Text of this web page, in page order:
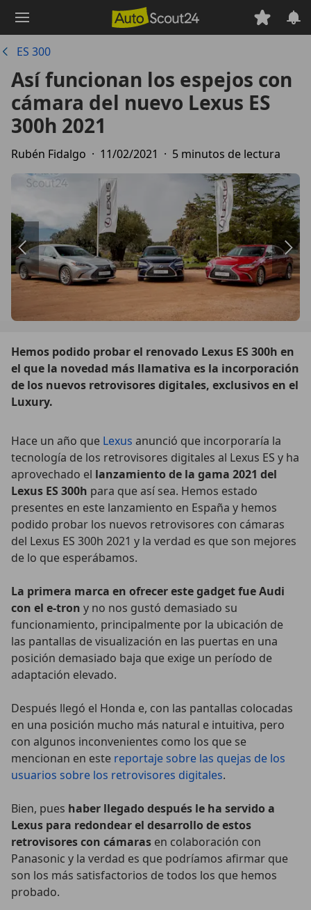
principal
ES 300
Así funcionan los espejos con
cámara del nuevo Lexus ES
300h 2021
Rubén Fidalgo · 11/02/2021 · 5 minutos de lectura
Hemos podido probar el renovado Lexus ES 300h en
el que la novedad más llamativa es la incorporación
de los nuevos retrovisores digitales, exclusivos en el
Luxury.
Hace un año que Lexus anunció que incorporaría la
tecnología de los retrovisores digitales al Lexus ES y ha
aprovechado el lanzamiento de la gama 2021 del
Lexus ES 300h para que así sea. Hemos estado
presentes en este lanzamiento en España y hemos
podido probar los nuevos retrovisores con cámaras
del Lexus ES 300h 2021 y la verdad es que son mejores
de lo que esperábamos.
La primera marca en ofrecer este gadget fue Audi
con el e-tron y no nos gustó demasiado su
funcionamiento, principalmente por la ubicación de
las pantallas de visualización en las puertas en una
posición demasiado baja que exige un período de
adaptación elevado.
Después llegó el Honda e, con las pantallas colocadas
en una posición mucho más natural e intuitiva, pero
con algunos inconvenientes como los que se
mencionan en este reportaje sobre las quejas de los
usuarios sobre los retrovisores digitales.
Bien, pues haber llegado después le ha servido a
Lexus para redondear el desarrollo de estos
retrovisores con cámaras en colaboración con
Panasonic y la verdad es que podríamos afirmar que
son los más satisfactorios de todos los que hemos
probado.